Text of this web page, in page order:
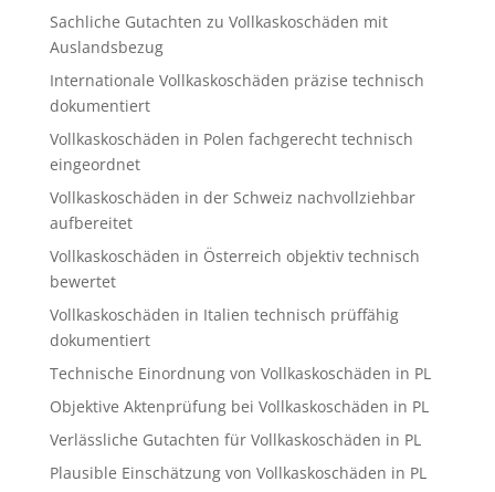
Sachliche Gutachten zu Vollkaskoschäden mit
Auslandsbezug
Internationale Vollkaskoschäden präzise technisch
dokumentiert
Vollkaskoschäden in Polen fachgerecht technisch
eingeordnet
Vollkaskoschäden in der Schweiz nachvollziehbar
aufbereitet
Vollkaskoschäden in Österreich objektiv technisch
bewertet
Vollkaskoschäden in Italien technisch prüffähig
dokumentiert
Technische Einordnung von Vollkaskoschäden in PL
Objektive Aktenprüfung bei Vollkaskoschäden in PL
Verlässliche Gutachten für Vollkaskoschäden in PL
Plausible Einschätzung von Vollkaskoschäden in PL